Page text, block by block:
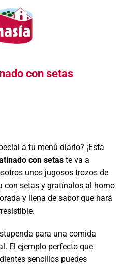
con setas
a tu menú diario? ¡Esta
con setas te va a
unos jugosos trozos de
con setas y gratínalos al horno
y llena de sabor que hará
para una comida
El ejemplo perfecto que
sencillos puedes